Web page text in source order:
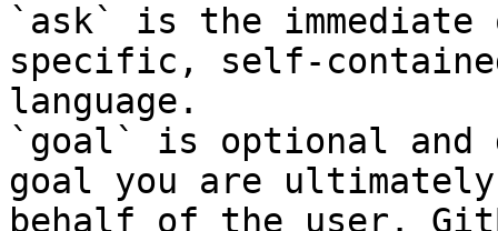
`ask` is the
specific, self-
language.
`goal` is optional and
goal you are
behalf of the user.